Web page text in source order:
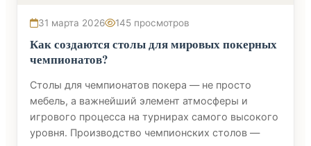
31 марта 2026 145 просмотров
Как создаются столы для мировых покерных
чемпионатов?
Столы для чемпионатов покера — не просто
мебель, а важнейший элемент атмосферы и
игрового процесса на турнирах самого высокого
уровня. Производство чемпионских столов —